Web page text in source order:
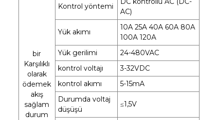
bir
Karşılıklı
olarak
ödemek
akış
sağlam
durum
Kontrol yöntemi
AC)
Yük akımı
10A 25A 40A 60A 80A
100A 120A
Yük gerilimi
24-480VAC
kontrol voltajı
3-32VDC
kontrol akımı
5-15mA
Durumda voltaj
düşüşü
≤1,5V